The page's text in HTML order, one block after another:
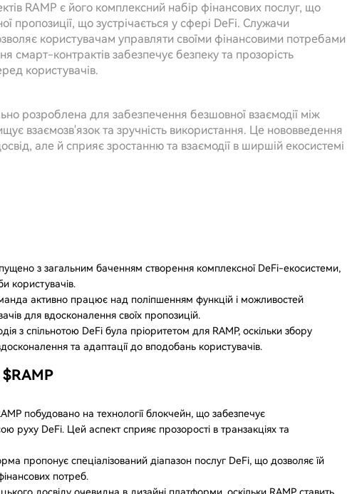
RAMP є його комплексний набір фінансових послуг, що
пропозиції, що зустрічається у сфері DeFi. Служачи
користувачам управляти своїми фінансовими потребами
смарт-контрактів забезпечує безпеку та прозорість
користувачів.
розроблена для забезпечення безшовної взаємодії між
взаємозв'язок та зручність використання. Це нововведення
але й сприяє зростанню та взаємодії в ширшій екосистемі
з загальним баченням створення комплексної DeFi-екосистеми,
користувачів.
активно працює над поліпшенням функцій і можливостей
для вдосконалення своїх пропозицій.
з спільнотою DeFi була пріоритетом для RAMP, оскільки збору
та адаптації до вподобань користувачів.
$RAMP
побудовано на технології блокчейн, що забезпечує
руху DeFi. Цей аспект сприяє прозорості в транзакціях та
пропонує спеціалізований діапазон послуг DeFi, що дозволяє їй
потреб.